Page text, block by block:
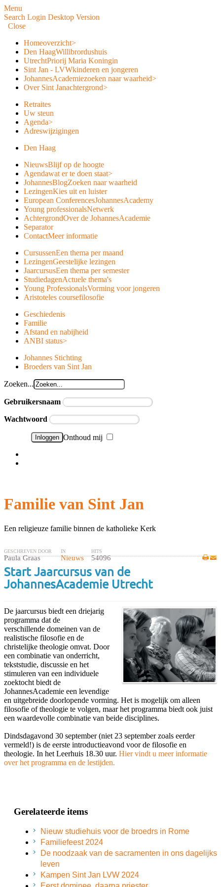
Menu
Search Login Desktop Version
Close
Homeoverzicht>
Den HaagWillibrordushuis
UtrechtPriorij Maria Koningin
Sint Jan - LVWkinderen en jongeren
JohannesAcademiezoeken naar waarheid>
Over Sint Janachtergrond>
Retraites
Uw steun
Agenda>
Adreswijzigingen
Den Haag
NieuwsBlijf op de hoogte
Agendawat er te doen staat>
JohannesBlogZoeken naar waarheid
LezingenKies uit en luister
European ConferencesJohannesAcademy
Young professionalsNetwerk
AchtergrondOver de JohannesAcademie
Separator
ContactMeer informatie
CursussenEen thema per maand
LezingenGeestelijke lezingen
JaarcursusEen thema per semester
StudiedagenActuele thema's
Young ProfessionalsVorming voor jongeren
Aristoteles coursefilosofie
Geschiedenis
Familie
Afstand en nabijheid
ANBI status>
Johannes Stichting
Broeders van Sint Jan
Zoeken...
Gebruikersnaam
Wachtwoord
Onthoud mij
Familie van Sint Jan
Een religieuze familie binnen de katholieke Kerk
GESCHREVEN DOOR
Paula Graas
IN
Nieuws
HITS
54096
Start Jaarcursus van de
JohannesAcademie Utrecht
De jaarcursus biedt een driejarig
programma dat de
verschillende domeinen van de
realistische filosofie en de
christelijke theologie omvat. Door
een combinatie van onderricht,
tekststudie, discussie en het
stimuleren van een individuele
zoektocht biedt de
JohannesAcademie een levendige
en uitgebreide doorlopende vorming. Het is mogelijk om alleen
filosofie of theologie te volgen, maar het programma biedt ook juist
een waardevolle combinatie van beide disciplines.
Dindsdagavond 30 september (niet 23 september zoals eerder
vermeld!) is de eerste introductieavond voor de filosofie en
theologie. In het Leerhuis 18.30 uur. Hier vindt u meer informatie
over het programma en de lestijden.
Gerelateerde items
Nieuw studiehuis voor de broedrs in Rome
Familiefeest 2024
De noodzaak van de sacramenten in ons dagelijks
leven
Kampen Sint Jan LVW 2024